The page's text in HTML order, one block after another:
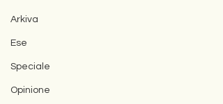
Arkiva
Ese
Speciale
Opinione